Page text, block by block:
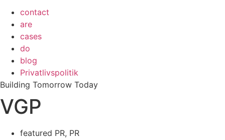
contact
are
cases
do
blog
Privatlivspolitik
Building Tomorrow Today
VGP
featured PR, PR